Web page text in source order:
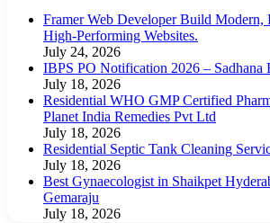
Framer Web Developer Build Modern,
High-Performing Websites.
July 24, 2026
IBPS PO Notification 2026 – Sadhana
July 18, 2026
Residential WHO GMP Certified
Planet India Remedies Pvt Ltd
July 18, 2026
Residential Septic Tank Cleaning
July 18, 2026
Best Gynaecologist in Shaikpet
Gemaraju
July 18, 2026